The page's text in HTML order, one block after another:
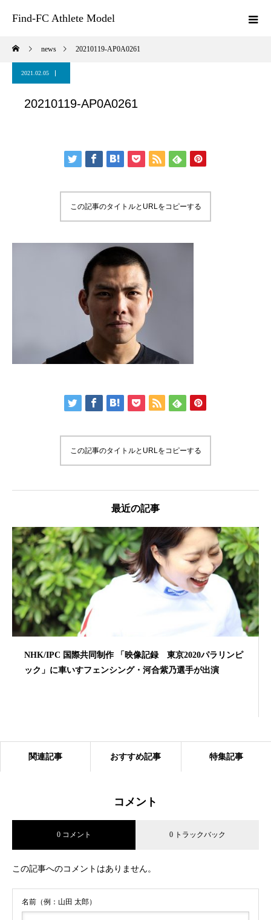
Find-FC Athlete Model
news 20210119-AP0A0261
2021.02.05
20210119-AP0A0261
この記事のタイトルとURLをコピーする
この記事のタイトルとURLをコピーする
最近の記事
NHK/IPC 国際共同制作 「映像記録 東京2020パラリンピ
ック」に車いすフェンシング・河合紫乃選手が出演
みゃこ、薬剤師ランナーなっちゃんをキャスティング
関連記事 おすすめ記事 特集記事
コメント
0 コメント 0 トラックバック
この記事へのコメントはありません。
名前（例：山田 太郎）